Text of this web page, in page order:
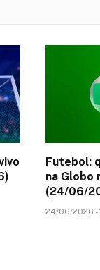
Futebol:
na Globo
(24/06/
24/06/2026 -